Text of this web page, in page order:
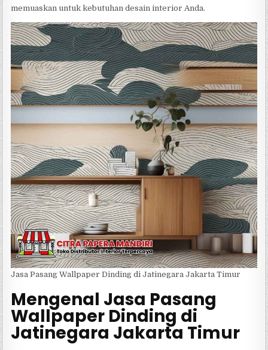
memuaskan untuk kebutuhan desain interior Anda.
Jasa Pasang Wallpaper Dinding di Jatinegara Jakarta Timur
Mengenal Jasa Pasang
Wallpaper Dinding di
Jatinegara Jakarta Timur